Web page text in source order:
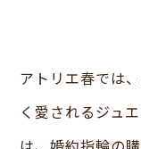
アトリエ春では
く愛されるジュ